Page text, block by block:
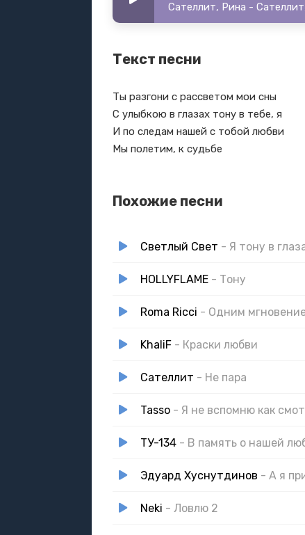
Сателлит, Рина -
Текст песни
Ты разгони с рассветом мои сны
С улыбкою в глазах тону в тебе, я
И по следам нашей с тобой любви
Мы полетим, к судьбе
Похожие песни
Светлый Свет - Я тону в
HOLLYFLAME - Тону
Roma Ricci - Одним
KhaliF - Краски любви
Сателлит - Не пара
Tasso - Я не вспомню как
ТУ-134 - В память о нашей
Эдуард Хуснутдинов - А я
Neki - Ловлю 2